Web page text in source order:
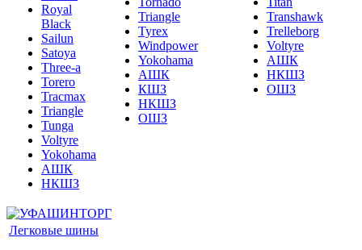
Royal
Black
Sailun
Satoya
Three-a
Torero
Tracmax
Triangle
Tunga
Voltyre
Yokohama
АШК
НКШЗ
Triangle
Tyrex
Windpower
Yokohama
АШК
КШЗ
НКШЗ
ОШЗ
Transhawk
Trelleborg
Voltyre
АШК
НКШЗ
ОШЗ
Легковые шины